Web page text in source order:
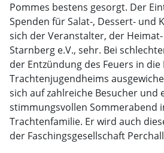
Pommes bestens gesorgt. Der
Spenden für Salat-, Dessert- und
sich der Veranstalter, der
Starnberg e.V., sehr. Bei
der Entzündung des Feuers in
Trachtenjugendheims
sich auf zahlreiche Besucher und
stimmungsvollen Sommerabend
Trachtenfamilie. Er wird auch
der Faschingsgesellschaft